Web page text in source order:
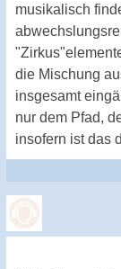
musikalisch
die Mischung
insgesamt
nur dem Pfad,
insofern ist das